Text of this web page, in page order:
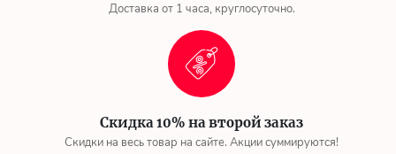
Доставка от 1 часа, круглосуточно.
Скидка 10% на второй заказ
Скидки на весь товар на сайте. Акции суммируются!